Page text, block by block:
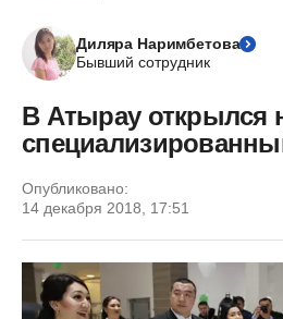
Диляра Наримбетова
Бывший сотрудник
В Атырау открылся
Опубликовано:
14 декабря 2018, 17:51